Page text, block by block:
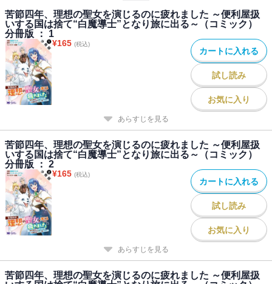
苦節四年、理想の聖女を演じるのに疲れました ～便利屋扱
いする国は捨て“白魔導士”となり旅に出る～（コミック）
分冊版 ： 1
¥165 (税込)
カートに入れる
試し読み
お気に入り
あらすじを見る
苦節四年、理想の聖女を演じるのに疲れました ～便利屋扱
いする国は捨て“白魔導士”となり旅に出る～（コミック）
分冊版 ： 2
¥165 (税込)
カートに入れる
試し読み
お気に入り
あらすじを見る
苦節四年、理想の聖女を演じるのに疲れました ～便利屋扱